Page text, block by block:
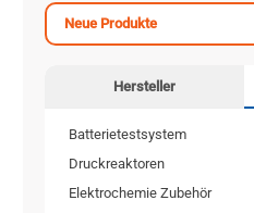
Neue Produkte
Hersteller
Batterietestsystem
Druckreaktoren
Elektrochemie Zubehör